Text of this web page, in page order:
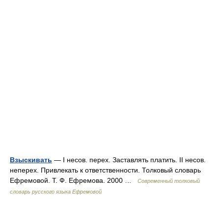
Взыскивать — I несов. перех. Заставлять платить. II несов.
неперех. Привлекать к ответственности. Толковый словарь
Ефремовой. Т. Ф. Ефремова. 2000 …
Современный толковый
словарь русского языка Ефремовой